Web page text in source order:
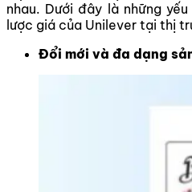
nhau. Dưới đây là những
lược giá của Unilever tại thị
Đổi mới và đa dạng